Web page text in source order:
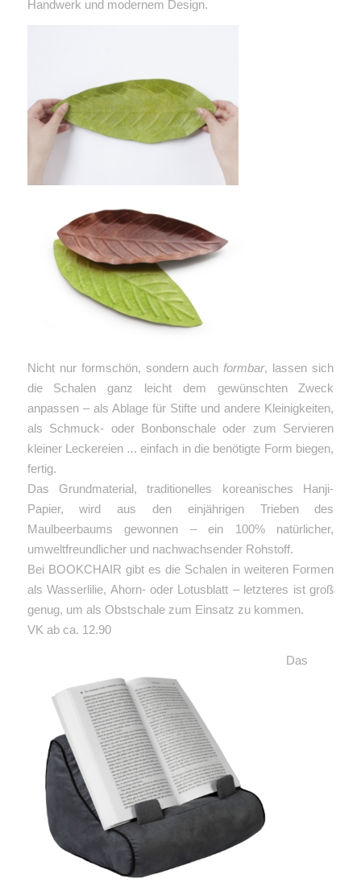
Handwerk und modernem Design.
Nicht nur formschön, sondern auch formbar, lassen sich
die Schalen ganz leicht dem gewünschten Zweck
anpassen – als Ablage für Stifte und andere Kleinigkeiten,
als Schmuck- oder Bonbonschale oder zum Servieren
kleiner Leckereien ... einfach in die benötigte Form biegen,
fertig.
Das Grundmaterial, traditionelles koreanisches Hanji-
Papier, wird aus den einjährigen Trieben des
Maulbeerbaums gewonnen – ein 100% natürlicher,
umweltfreundlicher und nachwachsender Rohstoff.
Bei BOOKCHAIR gibt es die Schalen in weiteren Formen
als Wasserlilie, Ahorn- oder Lotusblatt – letzteres ist groß
genug, um als Obstschale zum Einsatz zu kommen.
VK ab ca. 12.90
Das